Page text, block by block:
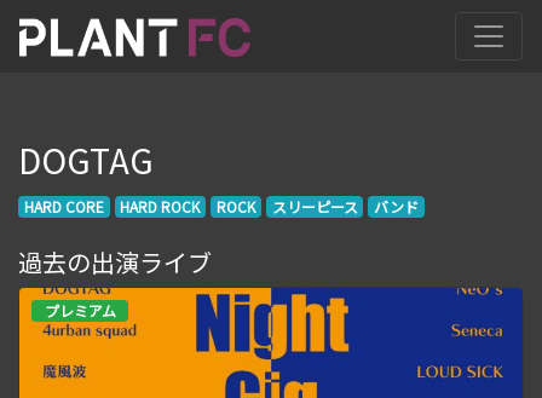
DOGTAG
HARD CORE HARD ROCK ROCK スリーピース バンド
過去の出演ライブ
プレミアム